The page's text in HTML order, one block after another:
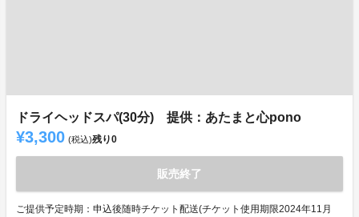
ドライヘッドスパ(30分) 提供：あたまと心pono
¥3,300 (税込)残り0
販売終了
ご提供予定時期：申込後随時チケット配送(チケット使用期限2024年11月